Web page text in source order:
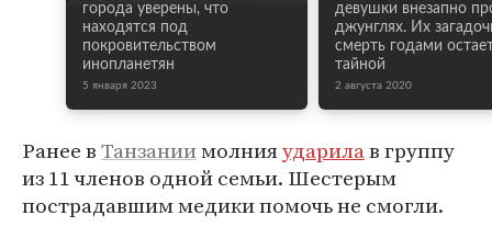
города уверены, что
находятся под
покровительством
инопланетян
5 января 2023
девушки внезапно
джунглях. Их
смерть годами
тайной
2 августа 2020
Ранее вТанзаниимолнияударилав группу
из 11 членов одной семьи. Шестерым
пострадавшим медики помочь не смогли.